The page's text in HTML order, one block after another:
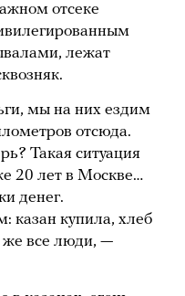
отсеке
лежат
мы на них ездим
отсюда.
Такая ситуация
20 лет в Москве…
денег.
купила, хлеб
же все люди, —